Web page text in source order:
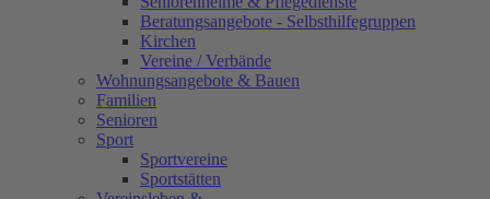
Beratungsangebote - Selbsthilfegruppen
Kirchen
Vereine / Verbände
Wohnungsangebote & Bauen
Familien
Senioren
Sport
Sportvereine
Sportstätten